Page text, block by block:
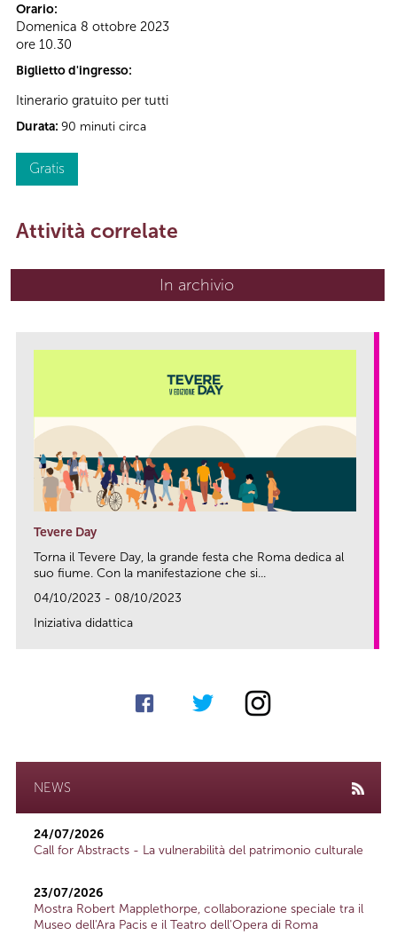
Orario:
Domenica 8 ottobre 2023
ore 10.30
Biglietto d'ingresso:
Itinerario gratuito per tutti
Durata: 90 minuti circa
Gratis
Attività correlate
In archivio
Tevere Day
Torna il Tevere Day, la grande festa che Roma dedica al
suo fiume. Con la manifestazione che si...
04/10/2023 - 08/10/2023
Iniziativa didattica
NEWS
24/07/2026
Call for Abstracts - La vulnerabilità del patrimonio culturale
23/07/2026
Mostra Robert Mapplethorpe, collaborazione speciale tra il
Museo dell'Ara Pacis e il Teatro dell'Opera di Roma